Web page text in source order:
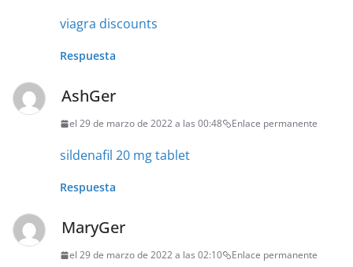
viagra discounts
Respuesta
AshGer
el 29 de marzo de 2022 a las 00:48 Enlace permanente
sildenafil 20 mg tablet
Respuesta
MaryGer
el 29 de marzo de 2022 a las 02:10 Enlace permanente